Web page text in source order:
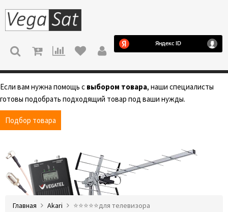
МЕНЮ
Если вам нужна помощь с выбором товара, наши специалисты
готовы подобрать подходящий товар под ваши нужды.
Подбор товара
Главная Akari ⭐️⭐️⭐️⭐️⭐️для телевизора